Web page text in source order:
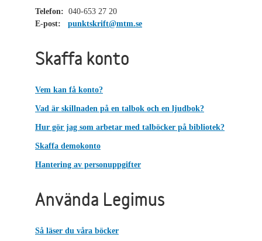
Telefon: 040-653 27 20
E-post:
punktskrift@mtm.se
Skaffa konto
Vem kan få konto?
Vad är skillnaden på en talbok och en ljudbok?
Hur gör jag som arbetar med talböcker på bibliotek?
Skaffa demokonto
Hantering av personuppgifter
Använda Legimus
Så läser du våra böcker